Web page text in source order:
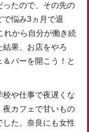
ったので、その先の
で悩み3ヵ月で退
れから自分が働き続
果、お店をやろ
バーを開こう！と
や仕事で夜遅くな
夜カフェで甘いもの
した。奈良にも女性